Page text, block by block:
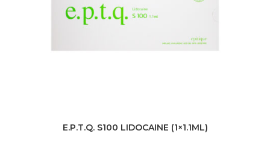
E.P.T.Q. S100 LIDOCAINE (1×1.1ML)